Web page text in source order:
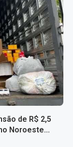
de R$ 2,5
Noroeste...